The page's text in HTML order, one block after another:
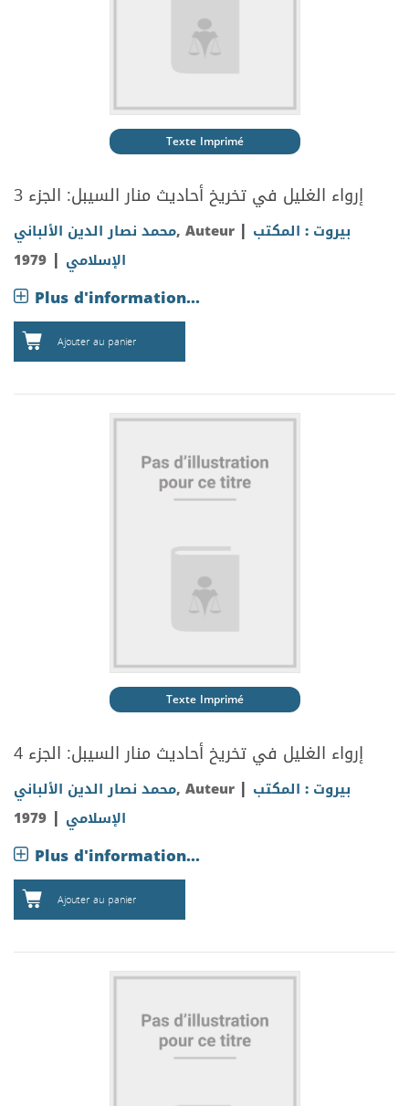
Texte Imprimé
إرواء الغليل في تخريخ أحاديث منار السيبل: الجزء 3
محمد نصار الدين الألباني, Auteur | بيروت : المكتب
الإسلامي |
1979
Plus d'information...
Ajouter au panier
Texte Imprimé
إرواء الغليل في تخريخ أحاديث منار السيبل: الجزء 4
محمد نصار الدين الألباني, Auteur | بيروت : المكتب
الإسلامي |
1979
Plus d'information...
Ajouter au panier